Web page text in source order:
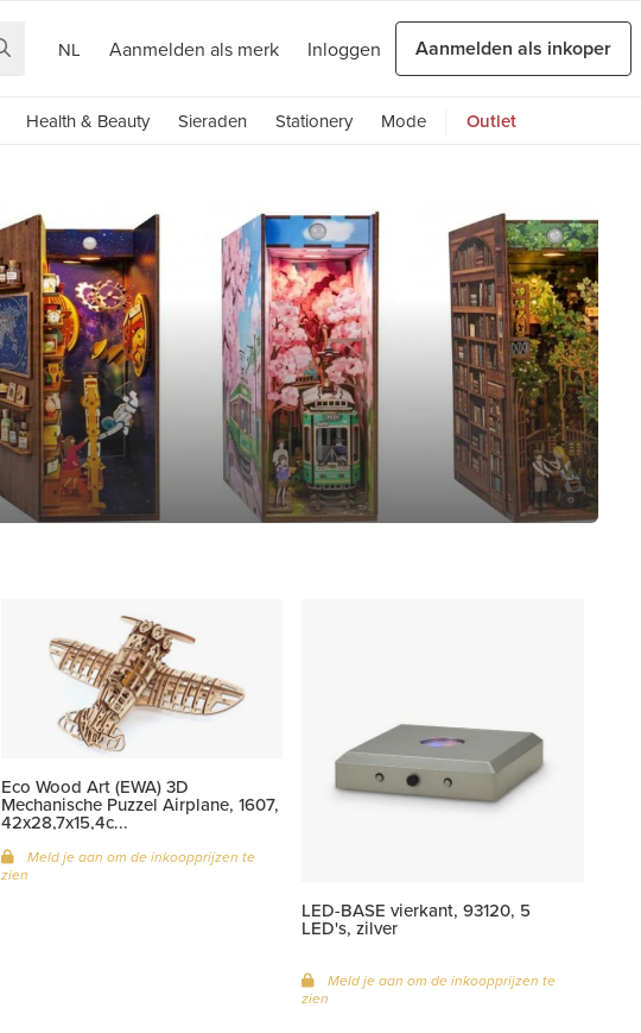
NL Aanmelden als merk Inloggen Aanmelden als inkoper
Health & Beauty Sieraden Stationery Mode Outlet
Eco Wood Art (EWA) 3D
Mechanische Puzzel Airplane, 1607,
42x28,7x15,4c...
Meld je aan om de inkoopprijzen te
zien
LED-BASE vierkant, 93120, 5
LED's, zilver
Meld je aan om de inkoopprijzen te
zien